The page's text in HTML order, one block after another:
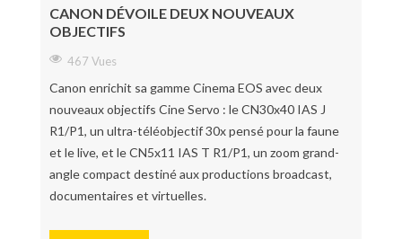
CANON DÉVOILE DEUX NOUVEAUX
OBJECTIFS
467 Vues
Canon enrichit sa gamme Cinema EOS avec deux
nouveaux objectifs Cine Servo : le CN30x40 IAS J
R1/P1, un ultra-téléobjectif 30x pensé pour la faune
et le live, et le CN5x11 IAS T R1/P1, un zoom grand-
angle compact destiné aux productions broadcast,
documentaires et virtuelles.